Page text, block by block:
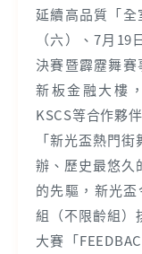
延續高品質「全
（六）、7月
決賽暨霹靂舞
新板金融大樓
KSCS等合作夥
「新光盃熱門
辦、歷史最悠久
的先驅，新光
組（不限齡組）
大賽「